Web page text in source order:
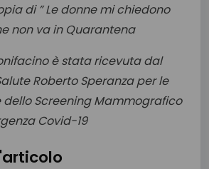
di ” Le donne mi chiedono
non va in Quarantena